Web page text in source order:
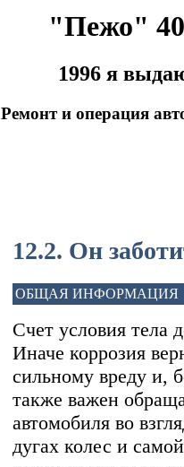
"Пежо"
1996 я
Ремонт и операция
12.2. Он
ОБЩАЯ ИНФОРМАЦИЯ
Счет условия тела
Иначе коррозия
сильному вреду и,
также важен
автомобиля во
дугах колес и